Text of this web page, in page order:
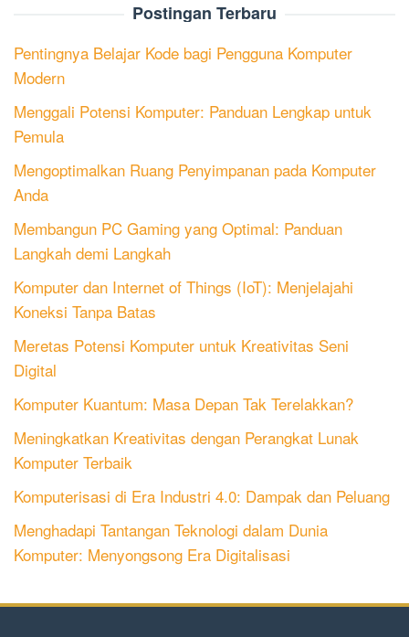
Postingan Terbaru
Pentingnya Belajar Kode bagi Pengguna Komputer
Modern
Menggali Potensi Komputer: Panduan Lengkap untuk
Pemula
Mengoptimalkan Ruang Penyimpanan pada Komputer
Anda
Membangun PC Gaming yang Optimal: Panduan
Langkah demi Langkah
Komputer dan Internet of Things (IoT): Menjelajahi
Koneksi Tanpa Batas
Meretas Potensi Komputer untuk Kreativitas Seni
Digital
Komputer Kuantum: Masa Depan Tak Terelakkan?
Meningkatkan Kreativitas dengan Perangkat Lunak
Komputer Terbaik
Komputerisasi di Era Industri 4.0: Dampak dan Peluang
Menghadapi Tantangan Teknologi dalam Dunia
Komputer: Menyongsong Era Digitalisasi